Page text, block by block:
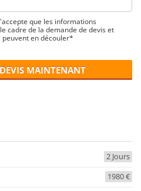
que les informations
cadre de la demande de devis et
en découler*
MAINTENANT
2 Jours
1980 €